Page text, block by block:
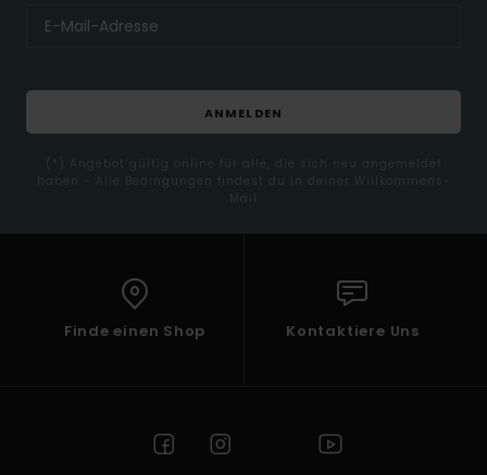
ANMELDEN
(*) Angebot gültig online für alle, die sich neu angemeldet
haben - Alle Bedingungen findest du in deiner Willkommens-
Mail
Finde einen Shop Kontaktiere Uns